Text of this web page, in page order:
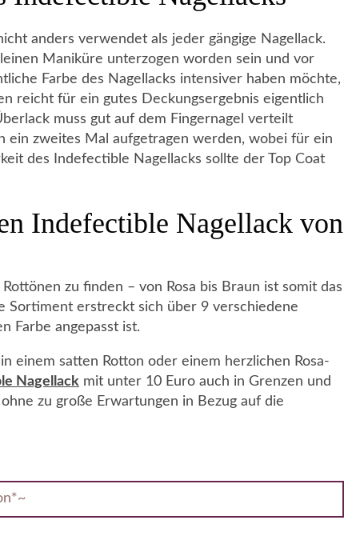
anders verwendet als jeder gängige Nagellack.
Maniküre unterzogen worden sein und vor
Farbe des Nagellacks intensiver haben möchte,
reicht für ein gutes Deckungsergebnis eigentlich
muss gut auf dem Fingernagel verteilt
ein zweites Mal aufgetragen werden, wobei für ein
des Indefectible Nagellacks sollte der Top Coat
Indefectible Nagellack von
zu finden – von Rosa bis Braun ist somit das
Sortiment erstreckt sich über 9 verschiedene
Farbe angepasst ist.
einem satten Rotton oder einem herzlichen Rosa-
Nagellack mit unter 10 Euro auch in Grenzen und
zu große Erwartungen in Bezug auf die